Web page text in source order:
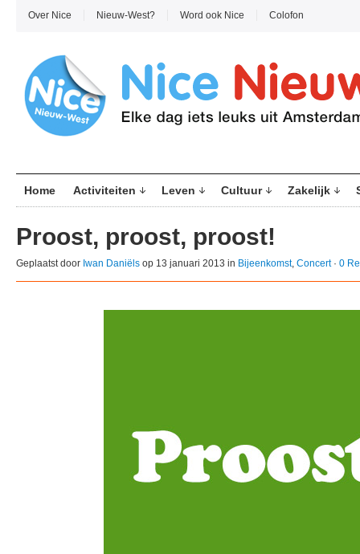
Over Nice Nieuw-West? Word ook Nice Colofon
Home Activiteiten Leven Cultuur Zakelijk
Proost, proost, proost!
Geplaatst door Iwan Daniëls op 13 januari 2013 in Bijeenkomst, Concert· 0